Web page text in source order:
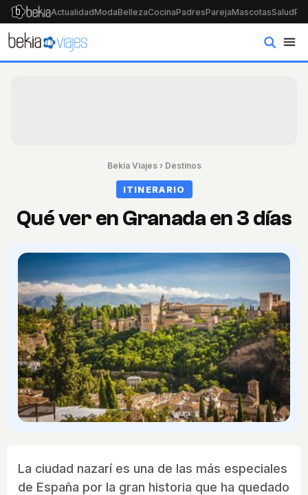
ActualidadModaBellezaCocinaPadresParejaMascotasSalud
Bekia Viajes› Destinos
ITINERARIO
Qué ver en Granada en 3 días
La ciudad nazarí es una de las más especiales
de España por la gran historia que ha quedado